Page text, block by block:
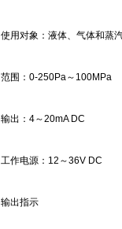
使用对象：液体、气体和蒸
范围：0-250Pa～100MPa
输出：4～20mA DC
工作电源：12～36V DC
输出指示